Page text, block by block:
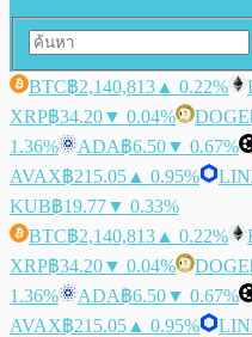
BTC฿2,140,813 ▲ 0.22%
XRP฿34.20▼ 0.04% DOGE
1.36%
ADA฿6.50▼ 0.67%
AVAX฿215.05 ▲ 0.95%
KUB฿19.77▼ 0.33%
BTC฿2,140,813 ▲ 0.22%
XRP฿34.20▼ 0.04% DOGE
1.36%
ADA฿6.50▼ 0.67%
AVAX฿215.05 ▲ 0.95%